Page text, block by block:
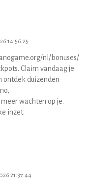
14:56:25
nl/bonuses/
Claim vandaag je
ontdek duizenden
wachten op je.
inzet.
21:37:44